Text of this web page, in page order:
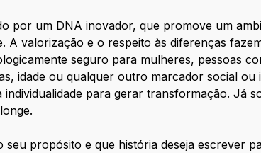
por um DNA inovador, que promove um
A valorização e o respeito às diferenças
seguro para mulheres, pessoas
idade ou qualquer outro marcador social
para gerar transformação. Já
seu propósito e que história deseja escrever